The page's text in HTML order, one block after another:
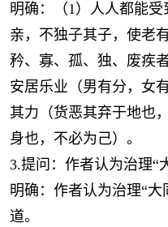
明确：（1）人人都能
亲，不独子其子，使老
矜、寡、孤、独、废疾
安居乐业（男有分，女
其力（货恶其弃于地也
身也，不必为己）。
3.提问：作者认为治理“
明确：作者认为治理“
道。